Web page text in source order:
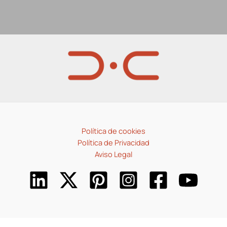
Política de cookies
Política de Privacidad
Aviso Legal